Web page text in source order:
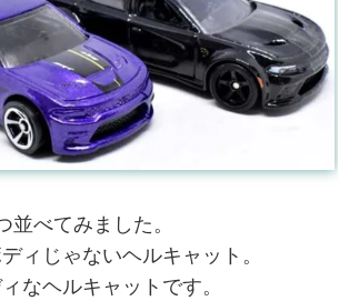
並べてみました。
ィじゃないヘルキャット。
なヘルキャットです。